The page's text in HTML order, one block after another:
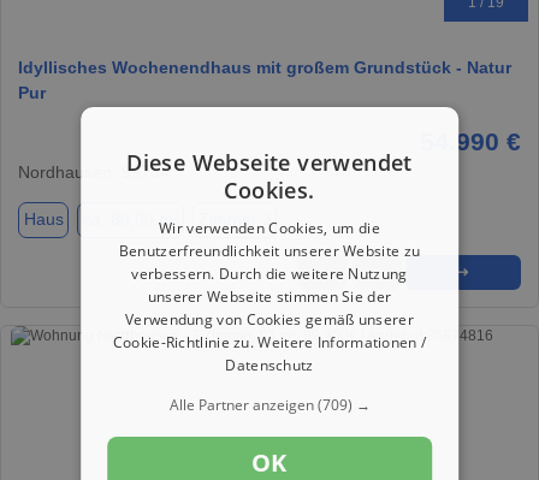
Idyllisches Wochenendhaus mit großem Grundstück - Natur
Pur
54.990 €
Nordhausen, 99734
Haus ca. 80,00 m² Zimmer 3
★ ➦ ➜
Diese Webseite verwendet
Cookies.
Wir verwenden Cookies, um die
Benutzerfreundlichkeit unserer Website zu
verbessern. Durch die weitere Nutzung
unserer Webseite stimmen Sie der
Verwendung von Cookies gemäß unserer
Cookie-Richtlinie zu.Weitere Informationen /
Datenschutz
Alle Partner anzeigen(709) →
OK